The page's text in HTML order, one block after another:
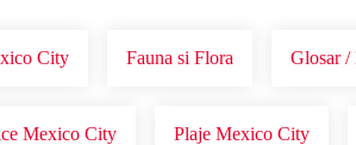
City Fauna si Flora Glosar
Mexico City Plaje Mexico City